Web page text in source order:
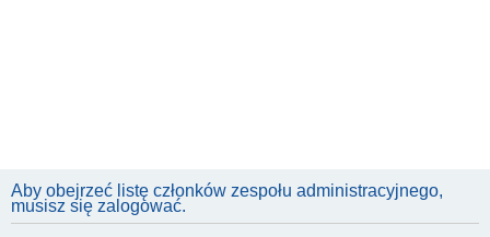
Aby obejrzeć listę członków zespołu administracyjnego,
musisz się zalogować.